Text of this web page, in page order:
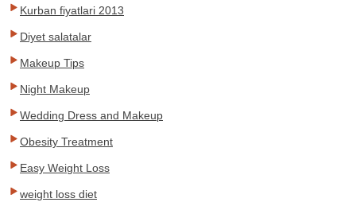
Kurban fiyatlari 2013
Diyet salatalar
Makeup Tips
Night Makeup
Wedding Dress and Makeup
Obesity Treatment
Easy Weight Loss
weight loss diet